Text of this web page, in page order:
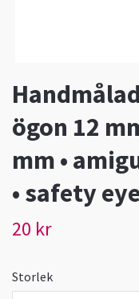
ögon 12
mm •
• safety
20 kr
Storlek